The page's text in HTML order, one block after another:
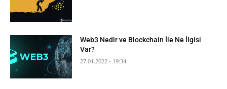
Web3 Nedir ve Blockchain İle Ne İlgisi
Var?
27.01.2022 - 19:34